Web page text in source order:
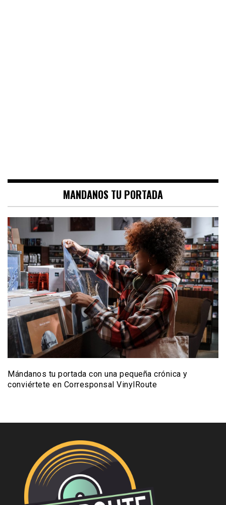
MANDANOS TU PORTADA
Mándanos tu portada con una pequeña crónica y
conviértete en Corresponsal VinylRoute